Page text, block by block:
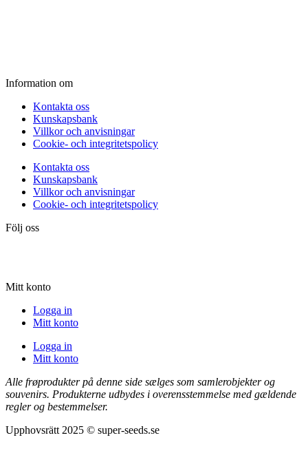
Information om
Kontakta oss
Kunskapsbank
Villkor och anvisningar
Cookie- och integritetspolicy
Kontakta oss
Kunskapsbank
Villkor och anvisningar
Cookie- och integritetspolicy
Följ oss
Mitt konto
Logga in
Mitt konto
Logga in
Mitt konto
Alle frøprodukter på denne side sælges som samlerobjekter og
souvenirs. Produkterne udbydes i overensstemmelse med gældende
regler og bestemmelser.
Upphovsrätt 2025 © super-seeds.se